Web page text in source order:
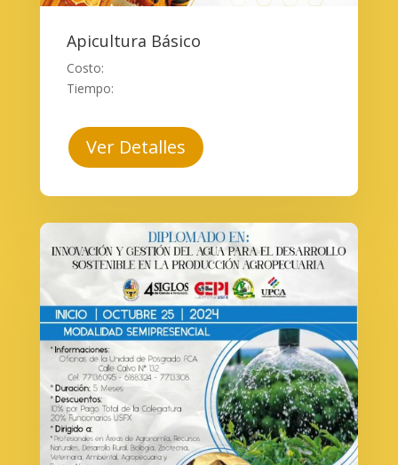
Apicultura Básico
Costo:
Tiempo:
Ver Detalles